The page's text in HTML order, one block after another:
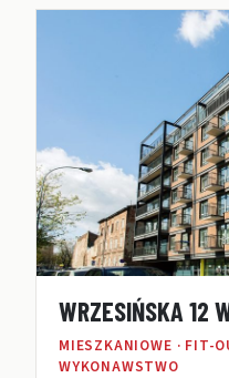
WRZESIŃSKA 12
MIESZKANIOWE · FIT-
WYKONAWSTWO